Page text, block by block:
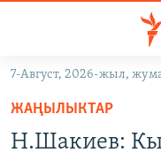
Навигацияга
өтүңүз
Издөөгө
салыңыз
7-Август, 2026-жыл,
ЖАҢЫЛЫКТАР
Н.Шакиев: